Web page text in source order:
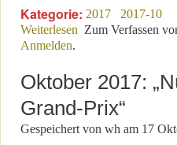
Kategorie: 2017
2017-10
Weiterlesen über F1-
Zum Verfassen
Anmelden.
Oktober 2017:
Grand-Prix“
Gespeichert von wh am 17